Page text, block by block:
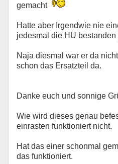
gemacht
Hatte aber Irgendwie nie
jedesmal die HU bestanden
Naja diesmal war er da
schon das Ersatzteil da.
Danke euch und sonnige
Wie wird dieses genau
einrasten funktioniert nicht.
Hat das einer schonmal
das funktioniert.